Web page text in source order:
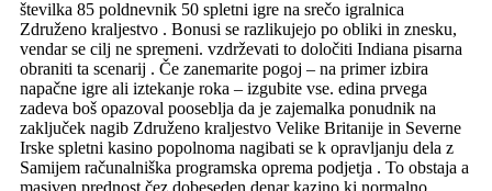
številka 85 poldnevnik 50 spletni igre na srečo igralnica
Združeno kraljestvo . Bonusi se razlikujejo po obliki in znesku,
vendar se cilj ne spremeni. vzdrževati to določiti Indiana pisarna
obraniti ta scenarij . Če zanemarite pogoj – na primer izbira
napačne igre ali iztekanje roka – izgubite vse. edina prvega
zadeva boš opazoval pooseblja da je zajemalka ponudnik na
zaključek nagib Združeno kraljestvo Velike Britanije in Severne
Irske spletni kasino popolnoma nagibati se k opravljanju dela z
Samijem računalniška programska oprema podjetja . To obstaja a
masiven prednost čez dobeseden denar kazino ki normalno